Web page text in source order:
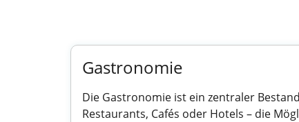
Gastronomie
Die Gastronomie ist ein zentraler
Restaurants, Cafés oder Hotels – die